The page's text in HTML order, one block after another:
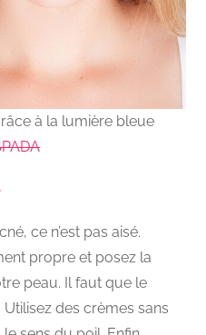
à la lumière bleue
ce n’est pas aisé.
propre et posez la
peau. Il faut que le
des crèmes sans